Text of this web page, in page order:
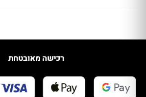
רכישה מאובטחת